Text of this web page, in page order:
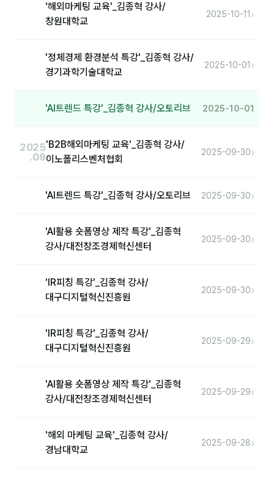
'해외마케팅 교육'_김종혁 강사/
창원대학교
2025-10-11 ›
'정체경제 환경분석 특강'_김종혁 강사/
경기과학기술대학교
2025-10-01 ›
'AI트렌드 특강'_김종혁 강사/오토리브 2025-10-01
2025
.09
'B2B해외마케팅 교육'_김종혁 강사/
이노폴리스벤처협회
2025-09-30›
'AI트렌드 특강'_김종혁 강사/오토리브 2025-09-30›
'AI활용 숏폼영상 제작 특강'_김종혁
강사/대전창조경제혁신센터
2025-09-30›
'IR피칭 특강'_김종혁 강사/
대구디지털혁신진흥원
2025-09-30›
'IR피칭 특강'_김종혁 강사/
대구디지털혁신진흥원
2025-09-29›
'AI활용 숏폼영상 제작 특강'_김종혁
강사/대전창조경제혁신센터
2025-09-29›
'해외 마케팅 교육'_김종혁 강사/
경남대학교
2025-09-28›